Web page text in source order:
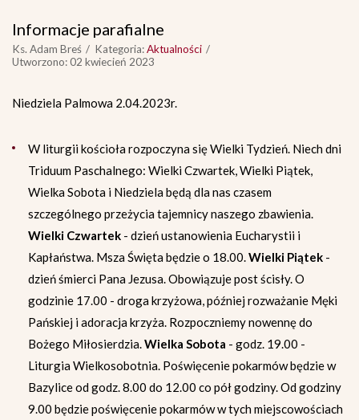
Informacje parafialne
Ks. Adam Breś Kategoria:Aktualności
Utworzono: 02 kwiecień 2023
Niedziela Palmowa 2.04.2023r.
W liturgii kościoła rozpoczyna się Wielki Tydzień. Niech dni
Triduum Paschalnego: Wielki Czwartek, Wielki Piątek,
Wielka Sobota i Niedziela będą dla nas czasem
szczególnego przeżycia tajemnicy naszego zbawienia.
Wielki Czwartek - dzień ustanowienia Eucharystii i
Kapłaństwa. Msza Święta będzie o 18.00.Wielki Piątek -
dzień śmierci Pana Jezusa. Obowiązuje post ścisły. O
godzinie 17.00 - droga krzyżowa, później rozważanie Męki
Pańskiej i adoracja krzyża. Rozpoczniemy nowennę do
Bożego Miłosierdzia.Wielka Sobota - godz. 19.00 -
Liturgia Wielkosobotnia. Poświęcenie pokarmów będzie w
Bazylice od godz. 8.00 do 12.00 co pół godziny. Od godziny
9.00 będzie poświęcenie pokarmów w tych miejscowościach